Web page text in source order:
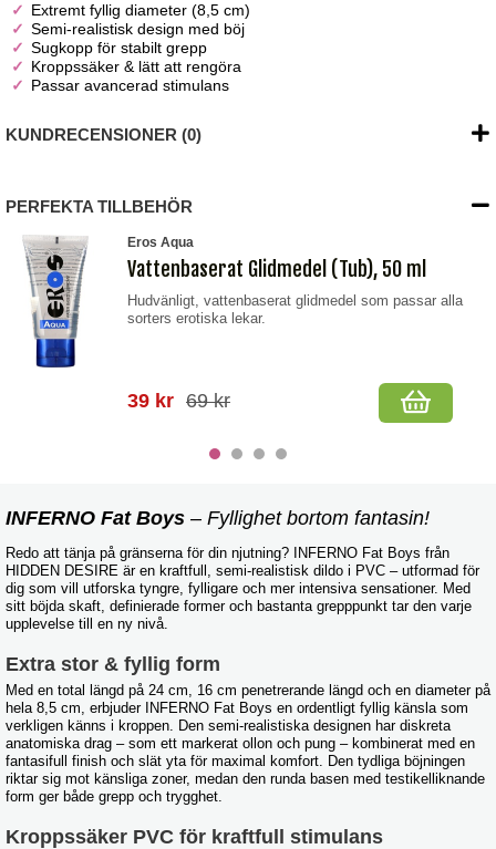
Extremt fyllig diameter (8,5 cm)
Semi-realistisk design med böj
Sugkopp för stabilt grepp
Kroppssäker & lätt att rengöra
Passar avancerad stimulans
KUNDRECENSIONER (0)
PERFEKTA TILLBEHÖR
Eros Aqua
Vattenbaserat Glidmedel (Tub), 50 ml
Hudvänligt, vattenbaserat glidmedel som passar alla
sorters erotiska lekar.
39 kr 69 kr
INFERNO Fat Boys – Fyllighet bortom fantasin!
Redo att tänja på gränserna för din njutning? INFERNO Fat Boys från
HIDDEN DESIRE är en kraftfull, semi-realistisk dildo i PVC – utformad för
dig som vill utforska tyngre, fylligare och mer intensiva sensationer. Med
sitt böjda skaft, definierade former och bastanta grepppunkt tar den varje
upplevelse till en ny nivå.
Extra stor & fyllig form
Med en total längd på 24 cm, 16 cm penetrerande längd och en diameter på
hela 8,5 cm, erbjuder INFERNO Fat Boys en ordentligt fyllig känsla som
verkligen känns i kroppen. Den semi-realistiska designen har diskreta
anatomiska drag – som ett markerat ollon och pung – kombinerat med en
fantasifull finish och slät yta för maximal komfort. Den tydliga böjningen
riktar sig mot känsliga zoner, medan den runda basen med testikelliknande
form ger både grepp och trygghet.
Kroppssäker PVC för kraftfull stimulans